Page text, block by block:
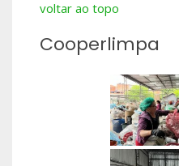
voltar ao topo
Cooperlimpa